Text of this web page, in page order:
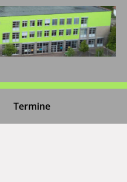
Termine